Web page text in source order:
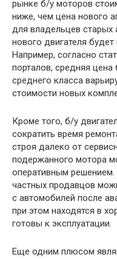
рынке б/у моторов
ниже, чем цена нового
для владельцев старых
нового двигателя
Например, согласно
порталов, средняя
среднего класса
стоимости новых
Кроме того, б/у
сократить время
строя далеко от
подержанного мотора
оперативным
частных продавцов
с автомобилей после
при этом находятся в
готовы к эксплуатации.
Еще одним плюсом